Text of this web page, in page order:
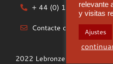
+ 44 (0) 1922 612722
Contacte con
2022 Lebronze Alloys UK
relevante
y visitas
Ajustes